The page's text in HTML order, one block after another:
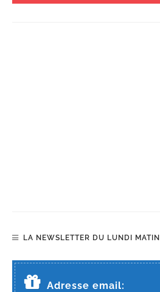
LA NEWSLETTER DU LUNDI MATIN
Adresse email: